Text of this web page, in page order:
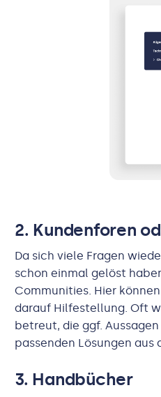
2. Kundenforen
Da sich viele Fragen
schon einmal gelöst
Communities. Hier
darauf Hilfestellung. Oft
betreut, die ggf.
passenden Lösungen aus
3. Handbücher